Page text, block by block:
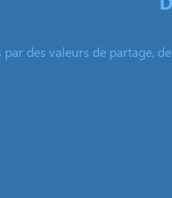
par des valeurs de partage,